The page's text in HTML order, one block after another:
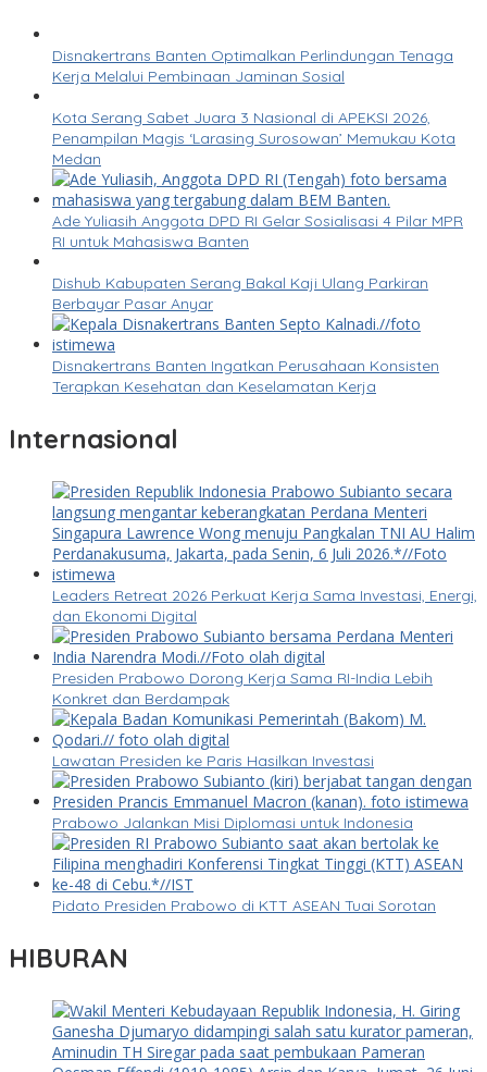
Disnakertrans Banten Optimalkan Perlindungan Tenaga
Kerja Melalui Pembinaan Jaminan Sosial
Kota Serang Sabet Juara 3 Nasional di APEKSI 2026,
Penampilan Magis ‘Larasing Surosowan’ Memukau Kota
Medan
Ade Yuliasih Anggota DPD RI Gelar Sosialisasi 4 Pilar MPR
RI untuk Mahasiswa Banten
Dishub Kabupaten Serang Bakal Kaji Ulang Parkiran
Berbayar Pasar Anyar
Disnakertrans Banten Ingatkan Perusahaan Konsisten
Terapkan Kesehatan dan Keselamatan Kerja
Internasional
Leaders Retreat 2026 Perkuat Kerja Sama Investasi, Energi,
dan Ekonomi Digital
Presiden Prabowo Dorong Kerja Sama RI-India Lebih
Konkret dan Berdampak
Lawatan Presiden ke Paris Hasilkan Investasi
Prabowo Jalankan Misi Diplomasi untuk Indonesia
Pidato Presiden Prabowo di KTT ASEAN Tuai Sorotan
HIBURAN